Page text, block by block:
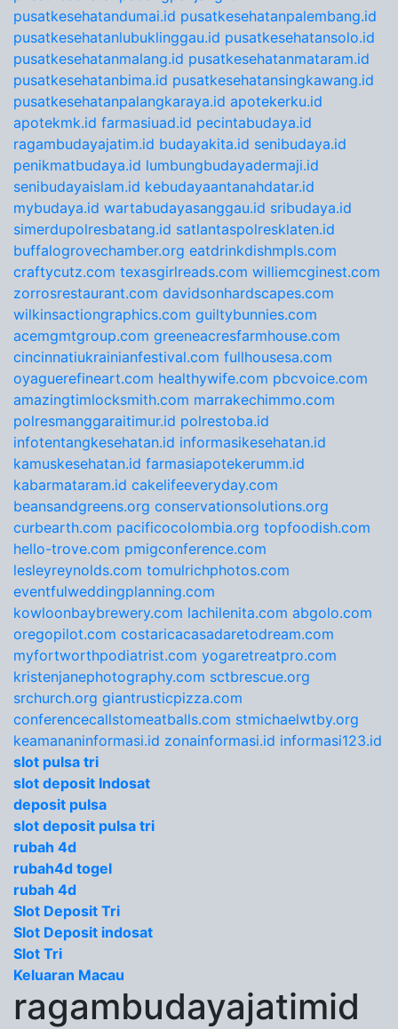
pusatkesehatandumai.id pusatkesehatanpalembang.id
pusatkesehatanlubuklinggau.id pusatkesehatansolo.id
pusatkesehatanmalang.id pusatkesehatanmataram.id
pusatkesehatanbima.id pusatkesehatansingkawang.id
pusatkesehatanpalangkaraya.id apotekerku.id
apotekmk.id farmasiuad.id pecintabudaya.id
ragambudayajatim.id budayakita.id senibudaya.id
penikmatbudaya.id lumbungbudayadermaji.id
senibudayaislam.id kebudayaantanahdatar.id
mybudaya.id wartabudayasanggau.id sribudaya.id
simerdupolresbatang.id satlantaspolresklaten.id
buffalogrovechamber.org eatdrinkdishmpls.com
craftycutz.com texasgirlreads.com williemcginest.com
zorrosrestaurant.com davidsonhardscapes.com
wilkinsactiongraphics.com guiltybunnies.com
acemgmtgroup.com greeneacresfarmhouse.com
cincinnatiukrainianfestival.com fullhousesa.com
oyaguerefineart.com healthywife.com pbcvoice.com
amazingtimlocksmith.com marrakechimmo.com
polresmanggaraitimur.id polrestoba.id
infotentangkesehatan.id informasikesehatan.id
kamuskesehatan.id farmasiapotekerumm.id
kabarmataram.id cakelifeeveryday.com
beansandgreens.org conservationsolutions.org
curbearth.com pacificocolombia.org topfoodish.com
hello-trove.com pmigconference.com
lesleyreynolds.com tomulrichphotos.com
eventfulweddingplanning.com
kowloonbaybrewery.com lachilenita.com abgolo.com
oregopilot.com costaricacasadaretodream.com
myfortworthpodiatrist.com yogaretreatpro.com
kristenjanephotography.com sctbrescue.org
srchurch.org giantrusticpizza.com
conferencecallstomeatballs.com stmichaelwtby.org
keamananinformasi.id zonainformasi.id informasi123.id
slot pulsa tri
slot deposit Indosat
deposit pulsa
slot deposit pulsa tri
rubah 4d
rubah4d togel
rubah 4d
Slot Deposit Tri
Slot Deposit indosat
Slot Tri
Keluaran Macau
ragambudayajatimid